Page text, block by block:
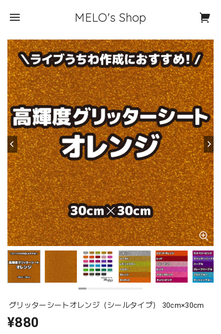
MELO's Shop
グリッターシートオレンジ（シールタイプ） 30cm×30cm
¥880